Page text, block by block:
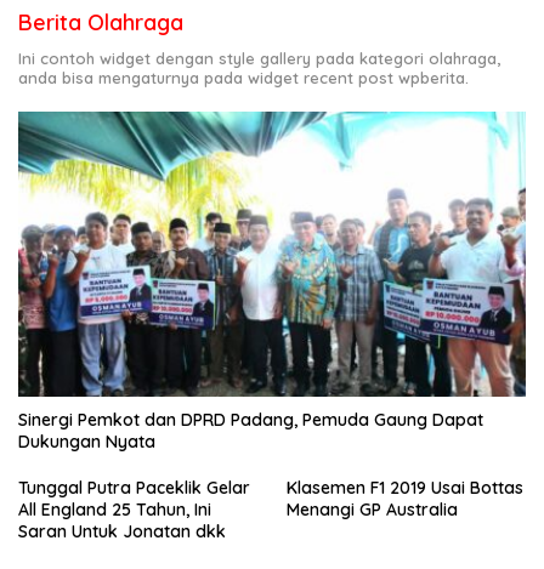
Berita Olahraga
Ini contoh widget dengan style gallery pada kategori olahraga,
anda bisa mengaturnya pada widget recent post wpberita.
Sinergi Pemkot dan DPRD Padang, Pemuda Gaung Dapat
Dukungan Nyata
Tunggal Putra Paceklik Gelar
All England 25 Tahun, Ini
Saran Untuk Jonatan dkk
Klasemen F1 2019 Usai Bottas
Menangi GP Australia